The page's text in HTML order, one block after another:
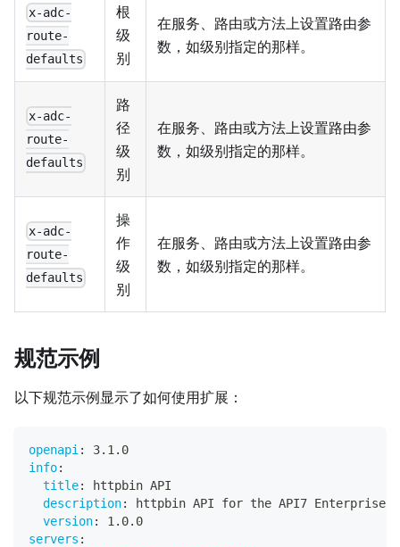
x-adc-
route-
defaults
根
级
别
在服务、路由或方法上设置路由参
数，如级别指定的那样。
x-adc-
route-
defaults
路
径
级
别
在服务、路由或方法上设置路由参
数，如级别指定的那样。
x-adc-
route-
defaults
操
作
级
别
在服务、路由或方法上设置路由参
数，如级别指定的那样。
规范示例
以下规范示例显示了如何使用扩展：
openapi :
3.1.0
info:
title:
httpbin API
description:
httpbin API for the API7 Enterprise
version:
1.0.0
servers :